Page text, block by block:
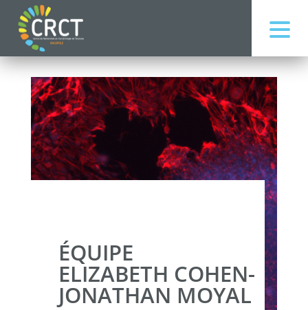
ÉQUIPE
ELIZABETH COHEN-
JONATHAN MOYAL